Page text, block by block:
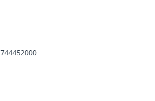
744452000